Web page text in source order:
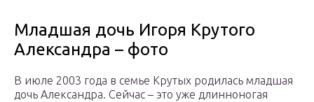
Младшая дочь Игоря Крутого
Александра – фото
В июле 2003 года в семье Крутых родилась младшая
дочь Александра. Сейчас – это уже длинноногая